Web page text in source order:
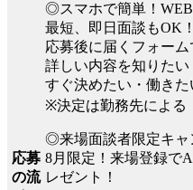
応募
の流
◎スマホで簡単！WEB
最短、即日面談もOK
応募後に届くフォーム
詳しい内容を知りたい
すぐ決めたい・働きた
※決定は勤務先による
◎来場面談者限定キャ
8月限定！来場登録で
レゼント！